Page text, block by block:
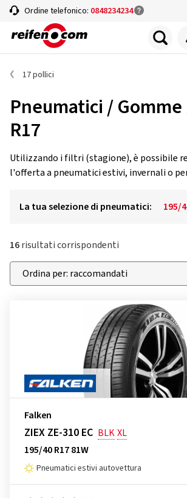
Ordine telefonico: 0848234234
17 pollici
Pneumatici / Gomme
R17
Utilizzando i filtri (stagione), è possibile
l'offerta a pneumatici estivi, invernali o
La tua selezione di pneumatici: 195/
16risultati corrispondenti
Falken
ZIEX ZE-310 EC BLKXL
195/40 R17 81W
Pneumatici estivi autovettura